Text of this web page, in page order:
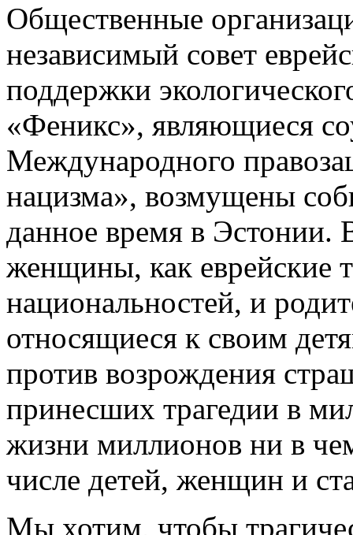
Общественные
независимый совет
поддержки
«Феникс», являющиеся
Международного
нацизма», возмущены
данное время в Эстонии.
женщины, как еврейские
национальностей, и
относящиеся к своим
против возрождения
принесших трагедии в
жизни миллионов ни в
числе детей, женщин и
Мы хотим, чтобы